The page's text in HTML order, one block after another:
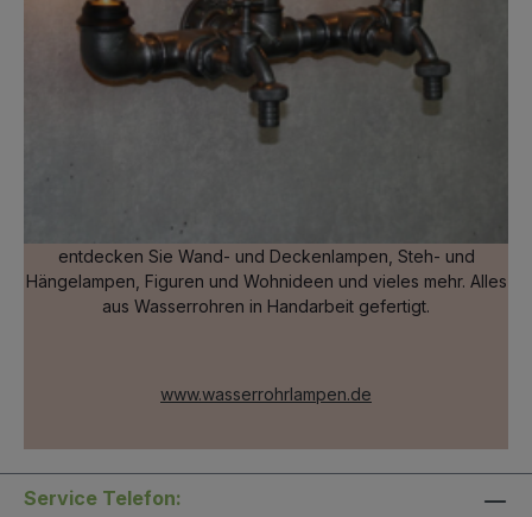
entdecken Sie Wand- und Deckenlampen, Steh- und
Hängelampen, Figuren und Wohnideen und vieles mehr. Alles
aus Wasserrohren in Handarbeit gefertigt.
www.wasserrohrlampen.de
Service Telefon: